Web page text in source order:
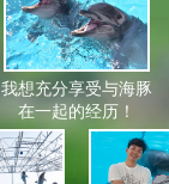
我想充分享受与海豚
在一起的经历！